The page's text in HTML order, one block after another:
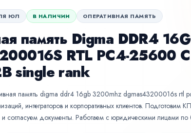
ЮЛ В НАЛИЧИИ ОПЕРАТИВНАЯ ПАМЯТЬ
память Digma DDR4
RTL PC4-25600
single rank
память digma ddr4 16gb 3200mhz dgmas43200016s
интеграторов и корпоративных клиентов. Подготовим
согласуем документы. Работаем с юридическими лицами по